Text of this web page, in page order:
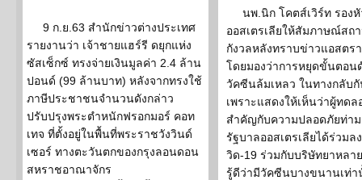
9 ก.ย.63 สำนักข่าวต่างประเทศ
รายงานว่า เจ้าชายแฮร์รี ดยุกแห่ง
ซัสเซ็กซ์ ทรงจ่ายเงินมูลค่า 2.4 ล้าน
ปอนด์ (99 ล้านบาท) หลังจากทรงใช้
ภาษีประชาชนจำนวนดังกล่าว
ปรับปรุงพระตำหนักฟรอกมอร์ คอท
เทจ ที่ตั้งอยู่ในพื้นที่พระราชวังวินด์
เซอร์ ทางตะวันตกของกรุงลอนดอน
สหราชอาณาจักร
นพ.นิก โคตส์เวิร์ท รอง
ออสเตรเลียให้สัมภาษณ์สถ
กังวลหลังทราบข่าวแอสตร
โดยมองว่าการหยุดขั้นตอน
วัคซีนล้มเหลว ในทางกลับ
เพราะแสดงให้เห็นว่าผู้ทด
สำคัญกับความปลอดภัยท่า
รัฐบาลออสเตรเลียได้ร่วม
วิด-19 ร่วมกับบริษัทยาหลา
รู้ดีว่ามีวัคซีนบางขนานเท่า